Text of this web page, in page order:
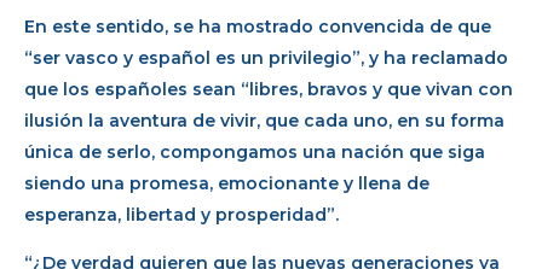
En este sentido, se ha mostrado convencida de que
“ser vasco y español es un privilegio”, y ha reclamado
que los españoles sean “libres, bravos y que vivan con
ilusión la aventura de vivir, que cada uno, en su forma
única de serlo, compongamos una nación que siga
siendo una promesa, emocionante y llena de
esperanza, libertad y prosperidad”.
“¿De verdad quieren que las nuevas generaciones ya